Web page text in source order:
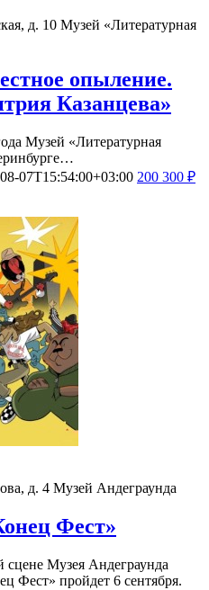
д. 10 Музей «Литературная
опыление.
Казанцева»
Музей «Литературная
07T15:54:00+03:00 200 300 ₽
д. 4 Музей Андеграунда
Фест»
сцене Музея Андеграунда
Фест» пройдет 6 сентября.